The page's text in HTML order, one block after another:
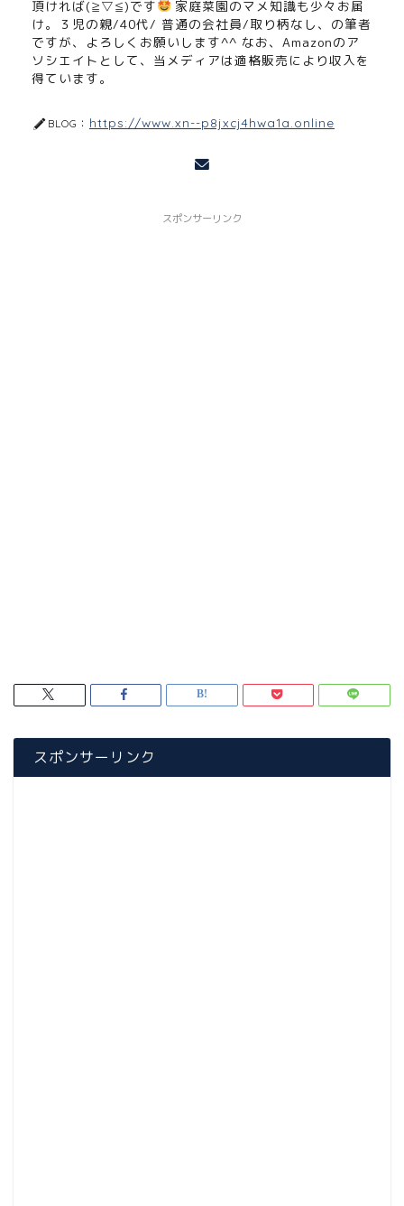
頂ければ(≧▽≦)です
家庭菜園のマメ知識も少々お届
け。３児の親/40代/ 普通の会社員/取り柄なし、の筆者
ですが、よろしくお願いします^^ なお、Amazonのア
ソシエイトとして、当メディアは適格販売により収入を
得ています。
BLOG： https://www.xn--p8jxcj4hwa1a.online
スポンサーリンク
スポンサーリンク